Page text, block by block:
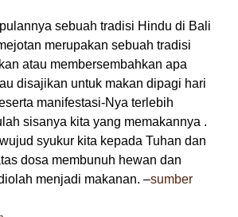
sebuah tradisi Hindu di Bali
merupakan sebuah tradisi
atau membersembahkan apa
disajikan untuk makan dipagi hari
manifestasi-Nya terlebih
sisanya kita yang memakannya .
syukur kita kepada Tuhan dan
dosa membunuh hewan dan
menjadi makanan. –sumber